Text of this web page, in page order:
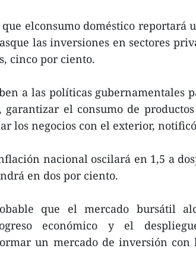
elconsumo doméstico reportará
las inversiones en sectores
cinco por ciento.
a las políticas gubernamentales
el consumo de
los negocios con el exterior,
nacional oscilará en 1,5 a
en dos por ciento.
que el mercado bursátil
económico y el
un mercado de inversión con